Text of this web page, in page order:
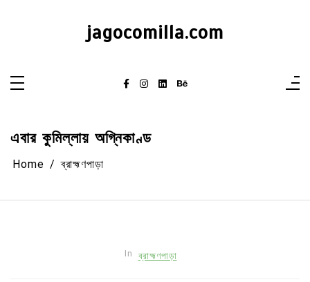
jagocomilla.com
এবার কুমিল্লায় অগ্নিকাণ্ড
Home ব্রাহ্মণপাড়া
In ব্রাহ্মণপাড়া